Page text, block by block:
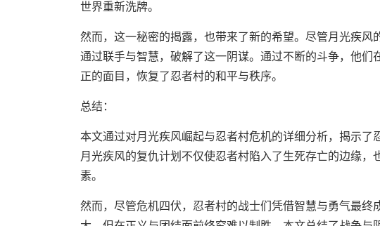
世界重新洗牌。
然而，这一秘密的揭露，也带来了新的希望。尽管月光疾
通过联手与智慧，破解了这一阴谋。通过不断的斗争，他
正的面目，恢复了忍者村的和平与秩序。
总结：
本文通过对月光疾风崛起与忍者村危机的详细分析，揭示了
月光疾风的复仇计划不仅使忍者村陷入了生死存亡的边缘，
素。
然而，尽管危机四伏，忍者村的战士们凭借智慧与勇气最终